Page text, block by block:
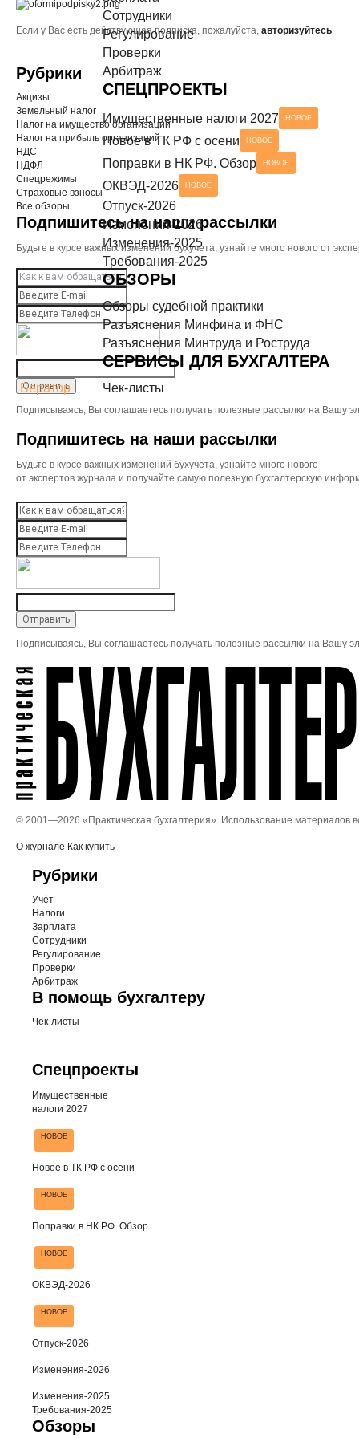
Разъяснения Минтруда и Роструда
СЕРВИСЫ ДЛЯ БУХГАЛТЕРА
Бератор
Сотрудники
Регулирование
Проверки
Арбитраж
СПЕЦПРОЕКТЫ
Имущественные налоги 2027 НОВОЕ
Новое в ТК РФ с осени НОВОЕ
Поправки в НК РФ. Обзор НОВОЕ
ОКВЭД-2026 НОВОЕ
Отпуск-2026
Изменения-2026
Изменения-2025
Требования-2025
ОБЗОРЫ
Обзоры судебной практики
Разъяснения Минфина и ФНС
Разъяснения Минтруда и Роструда
СЕРВИСЫ ДЛЯ БУХГАЛТЕРА
Чек-листы
Если у Вас есть действующая подписка, пожалуйста, авторизуйтесь
Рубрики
Акцизы
Земельный налог
Налог на имущество организаций
Налог на прибыль организаций
НДС
НДФЛ
Спецрежимы
Страховые взносы
Все обзоры
Подпишитесь на наши рассылки
Будьте в курсе важных изменений бухучета, узнайте много нового от
Подписываясь, Вы соглашаетесь получать полезные рассылки на Вашу
Подпишитесь на наши рассылки
Будьте в курсе важных изменений бухучета, узнайте много нового
от экспертов журнала и получайте самую полезную бухгалтерскую
Подписываясь, Вы соглашаетесь получать полезные рассылки на Вашу
© 2001—2026 «Практическая бухгалтерия». Использование
О журнале Как купить
Рубрики
Учёт
Налоги
Зарплата
Сотрудники
Регулирование
Проверки
Арбитраж
В помощь бухгалтеру
Чек-листы
Спецпроекты
Имущественные
налоги 2027
НОВОЕ
Новое в ТК РФ с осени
НОВОЕ
Поправки в НК РФ. Обзор
НОВОЕ
ОКВЭД-2026
НОВОЕ
Отпуск-2026
Изменения-2026
Изменения-2025
Требования-2025
Обзоры